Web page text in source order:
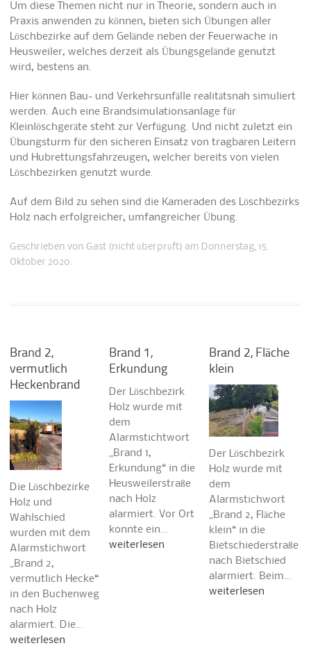
Um diese Themen nicht nur in Theorie, sondern auch in
Praxis anwenden zu können, bieten sich Übungen aller
Löschbezirke auf dem Gelände neben der Feuerwache in
Heusweiler, welches derzeit als Übungsgelände genutzt
wird, bestens an.
Hier können Bau- und Verkehrsunfälle realitätsnah simuliert
werden. Auch eine Brandsimulationsanlage für
Kleinlöschgeräte steht zur Verfügung. Und nicht zuletzt ein
Übungsturm für den sicheren Einsatz von tragbaren Leitern
und Hubrettungsfahrzeugen, welcher bereits von vielen
Löschbezirken genutzt wurde.
Auf dem Bild zu sehen sind die Kameraden des Löschbezirks
Holz nach erfolgreicher, umfangreicher Übung.
Geschrieben von Gast (nicht überprüft) am Donnerstag, 15.
Oktober 2020.
Brand 2,
vermutlich
Heckenbrand
Die Löschbezirke
Holz und
Wahlschied
wurden mit dem
Alarmstichwort
„Brand 2,
vermutlich Hecke“
in den Buchenweg
nach Holz
alarmiert. Die…
weiterlesen
Brand 1,
Erkundung
Der Löschbezirk
Holz wurde mit
dem
Alarmstichtwort
„Brand 1,
Erkundung“ in die
Heusweilerstraße
nach Holz
alarmiert. Vor Ort
konnte ein…
weiterlesen
Brand 2, Fläche
klein
Der Löschbezirk
Holz wurde mit
dem
Alarmstichwort
„Brand 2, Fläche
klein“ in die
Bietschiederstraße
nach Bietschied
alarmiert. Beim…
weiterlesen